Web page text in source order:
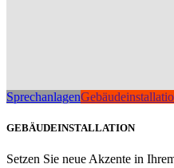
Sprechanlagen
GEBÄUDEINSTALLATION
Setzen Sie neue Akzente in